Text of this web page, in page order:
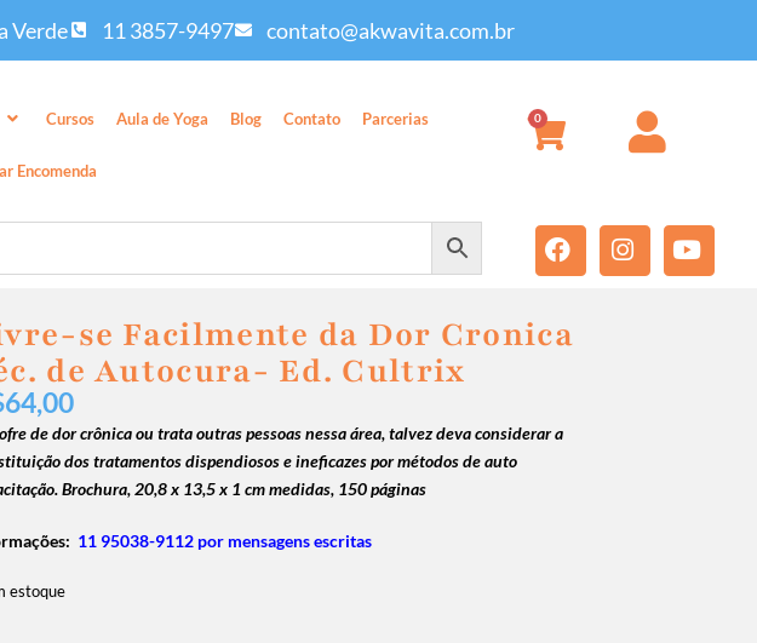
Verde 11 3857-9497 contato@akwavita.com.br
Cursos Aula de Yoga Blog Contato Parcerias
Encomenda
0
se Facilmente da Dor Cronica
de Autocura- Ed. Cultrix
64,00
de dor crônica ou trata outras pessoas nessa área, talvez deva considerar a
dos tratamentos dispendiosos e ineficazes por métodos de auto
Brochura,20,8 x 13,5 x 1 cm medidas, 150 páginas
11 95038-9112 por mensagens escritas
estoque